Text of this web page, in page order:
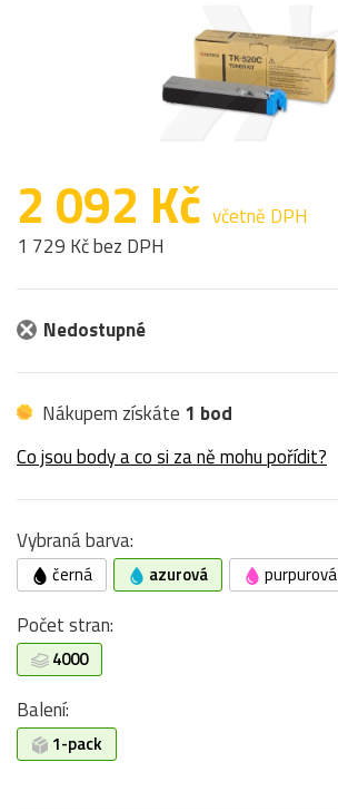
2 092 Kč včetně DPH
1 729 Kč bez DPH
Nedostupné
Nákupem získáte 1 bod
Co jsou body a co si za ně mohu pořídit?
Vybraná barva:
černá azurová purpurová
Počet stran:
4000
Balení:
1-pack